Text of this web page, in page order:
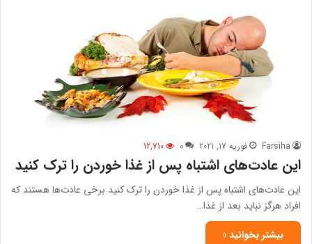
Farsiha فوریه 17, 2021 0
12,710
این عادت‌های اشتباه پس از غذا خوردن را ترک کنید
این عادت‌های اشتباه پس از غذا خوردن را ترک کنید برخی عادت‌ها هستند که
افراد هرگز نباید بعد از غذا…
بیشتر بخوانید »